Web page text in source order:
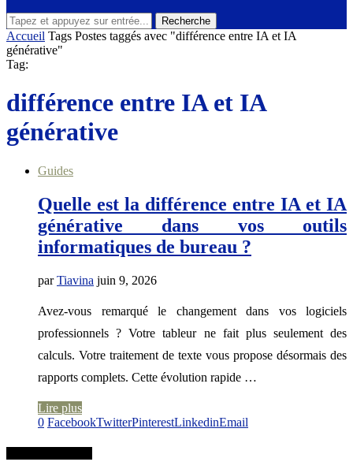
Recherche
Accueil Tags Postes taggés avec "différence entre IA et IA
générative"
Tag:
différence entre IA et IA
générative
Guides
Quelle est la différence entre IA et IA
générative dans vos outils
informatiques de bureau ?
parTiavina juin 9, 2026
Avez-vous remarqué le changement dans vos logiciels
professionnels ? Votre tableur ne fait plus seulement des
calculs. Votre traitement de texte vous propose désormais des
rapports complets. Cette évolution rapide …
Lire plus
0 FacebookTwitterPinterestLinkedinEmail